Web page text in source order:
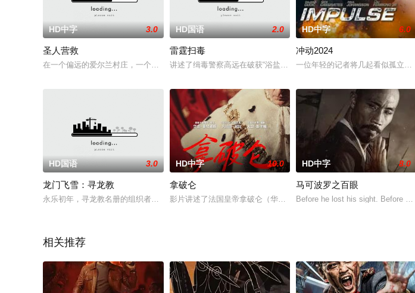
HD中字 3.0
圣人营救
在一个偏远的爱尔兰村庄，一个有者伤害他人的杀手的芬巴人（连姆·尼森 饰演）在一生的罪恶
HD国语 2.0
雷霆扫毒
讲述了缉毒警察高远在破获“浴盐毒品”大案后，与绑架警察家属为人质的
HD中字 6.0
冲动2024
一位年轻的记者将几起看似孤立的
HD国语 3.0
龙门飞雪：寻龙教
永乐初年，寻龙教名册的组织者前朝将军李天明秘密集结有志人士准备刺杀当今朝廷进行复辟，风
HD中字 10.0
拿破仑
影片讲述了法国皇帝拿破仑（华金·菲尼克斯 Joaquin Phoenix 饰）从士
HD中字 8.0
马可波罗之百眼
Before he lost his sight. Before
相关推荐